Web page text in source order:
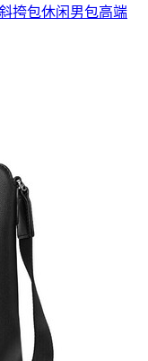
挎包休闲男包高端